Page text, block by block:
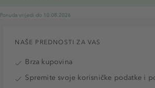
Ponuda vrijedi do 10.08.2026
NAŠE PREDNOSTI ZA VAS
Brza kupovina
Spremite svoje korisničke podatke i